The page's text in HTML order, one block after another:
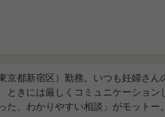
京都新宿区）勤務。いつも妊婦さん
ときには厳しくコミュニケーション
た、わかりやすい相談」がモットー